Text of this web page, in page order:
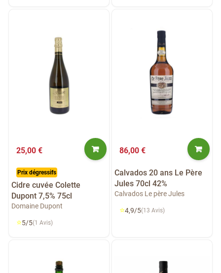
25,00 €
Prix dégressifs
Cidre cuvée Colette
Dupont 7,5% 75cl
Domaine Dupont
⭐5/5(1 Avis)
86,00 €
Calvados 20 ans Le Père
Jules 70cl 42%
Calvados Le père Jules
⭐4,9/5(13 Avis)